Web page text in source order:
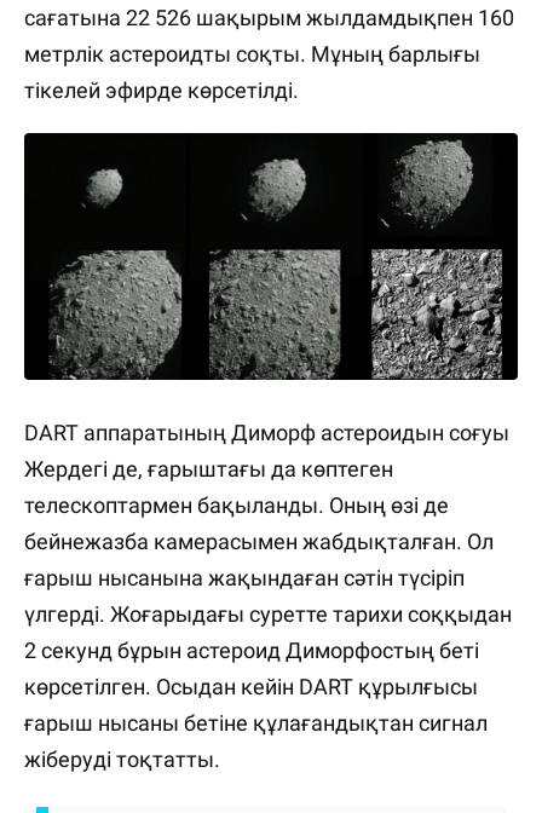
сағатына 22 526 шақырым жылдамдықпен 160
метрлік астероидты соқты. Мұның барлығы
тікелей эфирде көрсетілді.
DART аппаратының Диморф астероидын соғуы
Жердегі де, ғарыштағы да көптеген
телескоптармен бақыланды. Оның өзі де
бейнежазба камерасымен жабдықталған. Ол
ғарыш нысанына жақындаған сәтін түсіріп
үлгерді. Жоғарыдағы суретте тарихи соққыдан
2 секунд бұрын астероид Диморфостың беті
көрсетілген. Осыдан кейін DART құрылғысы
ғарыш нысаны бетіне құлағандықтан сигнал
жіберуді тоқтатты.